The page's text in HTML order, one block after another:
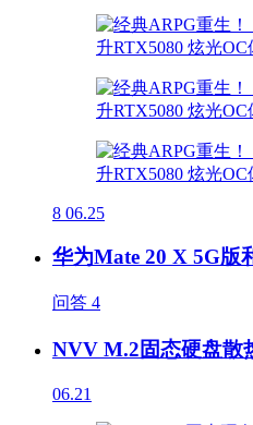
8 06.25
华为Mate 20 X 5G版
问答 4
NVV M.2固态硬盘散
06.21